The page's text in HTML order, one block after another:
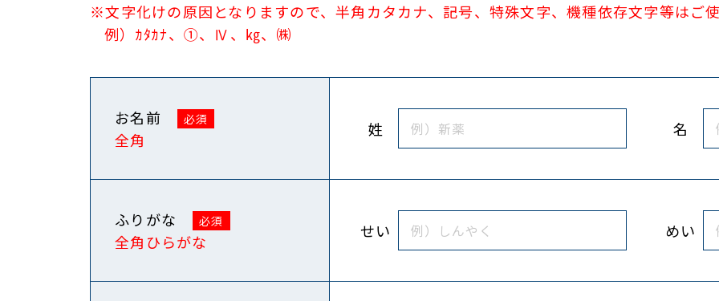
※文字化けの原因となりますので、半角カタカナ、記号、特殊文字、機種依存文字等はご
例）ｶﾀｶﾅ、①、Ⅳ、㎏、㈱
お名前
全角
姓 名
ふりがな
全角ひらがな
せい めい